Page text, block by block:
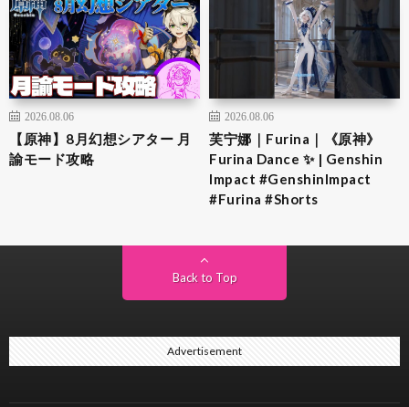
2026.08.06
【原神】8月幻想シアター 月
諭モード攻略
2026.08.06
芙宁娜｜Furina｜《原神》
Furina Dance ✨ | Genshin
Impact #GenshinImpact
#Furina #Shorts
Back to Top
Advertisement